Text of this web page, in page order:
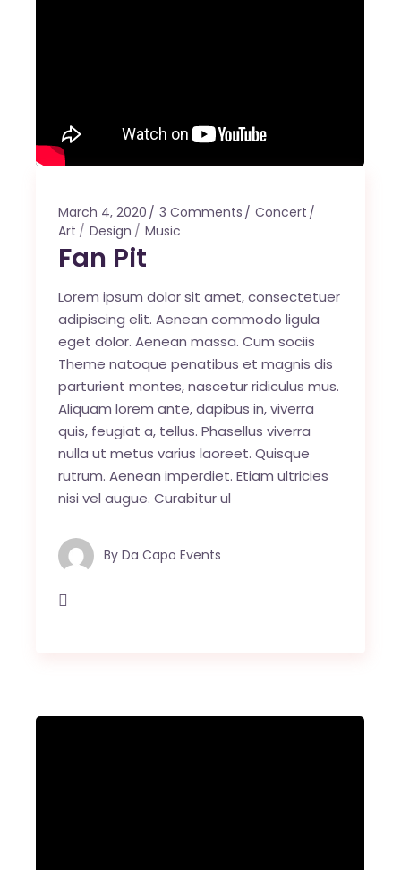
March 4, 2020 3 Comments
Concert
Art
Design Music
Fan Pit
Lorem ipsum dolor sit amet, consectetuer
adipiscing elit. Aenean commodo ligula
eget dolor. Aenean massa. Cum sociis
Theme natoque penatibus et magnis dis
parturient montes, nascetur ridiculus mus.
Aliquam lorem ante, dapibus in, viverra
quis, feugiat a, tellus. Phasellus viverra
nulla ut metus varius laoreet. Quisque
rutrum. Aenean imperdiet. Etiam ultricies
nisi vel augue. Curabitur ul
By Da Capo Events